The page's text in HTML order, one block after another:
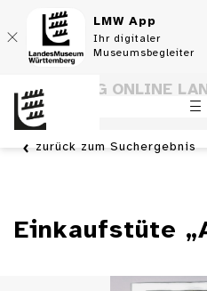
LMW App
Ihr digitaler
Museumsbegleiter
SAMMLUNG ONLINE
WÜRTTEMBERG
zurück zum Suchergebnis
Einkaufstüte